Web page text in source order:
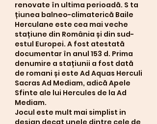
renovate în ultima perioadă. S ta
țiunea balneo-climaterică Baile
Herculane este cea mai veche
stațiune din România și din sud-
estul Europei. A fost atestată
documentar în anul 153 d. Prima
denumire a stațiunii a fost dată
de romani și este Ad Aquas Herculi
Sacras Ad Mediam, adică Apele
Sfinte ale lui Hercules de la Ad
Mediam.
Jocul este mult mai simplist in
design decat unele dintre cele de